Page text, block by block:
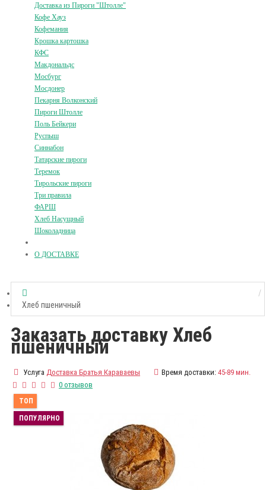
Доставка из Пироги "Штолле"
Кофе Хауз
Кофемания
Крошка картошка
КФС
Макдональдс
Мосбург
Мосдонер
Пекарня Волконский
Пироги Штолле
Поль Бейкери
Руспыш
Синнабон
Татарские пироги
Теремок
Тирольские пироги
Три правила
ФАРШ
Хлеб Насущный
Шоколадница
О ДОСТАВКЕ
Хлеб пшеничный
Заказать доставку Хлеб
пшеничный
Услуга Доставка Братья Караваевы Время доставки: 45-89 мин.
0 отзывов
ТОП
ПОПУЛЯРНО